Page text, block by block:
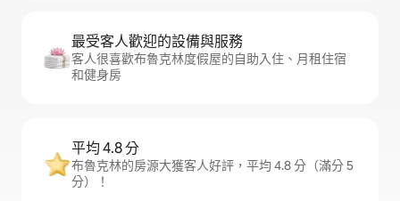
最受客人歡迎的設備與服務
客人很喜歡布魯克林度假屋的自助入住、月租住宿
和健身房
平均 4.8 分
布魯克林的房源大獲客人好評，平均 4.8 分（滿分 5
分）！